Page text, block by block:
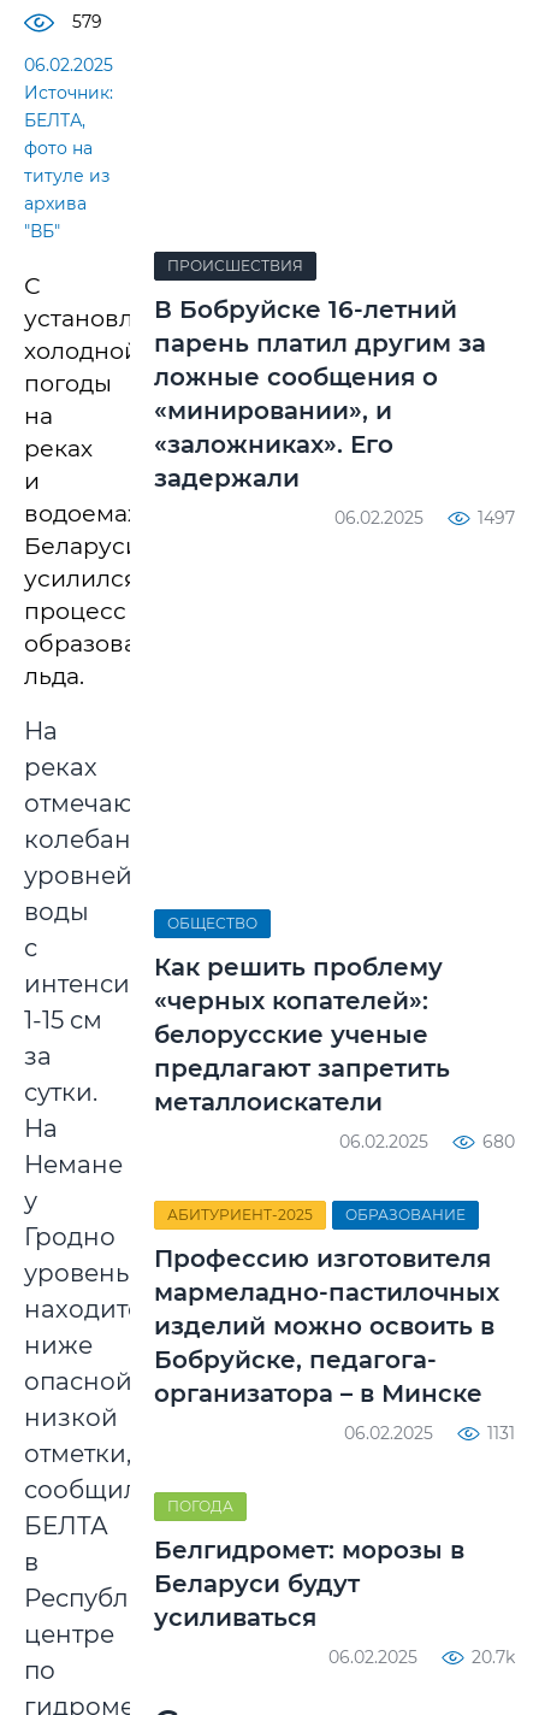
579
06.02.2025
Источник:
БЕЛТА,
фото на
титуле из
архива
"ВБ"
С
установлением
холодной
погоды
на
реках
и
водоемах
Беларуси
усилился
процесс
образования
льда.
На
реках
отмечаются
колебания
уровней
воды
с
интенсивностью
1-15 см
за
сутки.
На
Немане
у
Гродно
уровень
находится
ниже
опасной
низкой
отметки,
сообщили
БЕЛТА
в
Республиканском
центре
по
гидрометеорологии,
ПРОИСШЕСТВИЯ
В Бобруйске 16-летний
парень платил другим за
ложные сообщения о
«минировании», и
«заложниках». Его
задержали
06.02.2025 1497
ОБЩЕСТВО
Как решить проблему
«черных копателей»:
белорусские ученые
предлагают запретить
металлоискатели
06.02.2025 680
АБИТУРИЕНТ-2025 ОБРАЗОВАНИЕ
Профессию изготовителя
мармеладно-пастилочных
изделий можно освоить в
Бобруйске, педагога-
организатора – в Минске
06.02.2025 1131
ПОГОДА
Белгидромет: морозы в
Беларуси будут
усиливаться
06.02.2025 20.7k